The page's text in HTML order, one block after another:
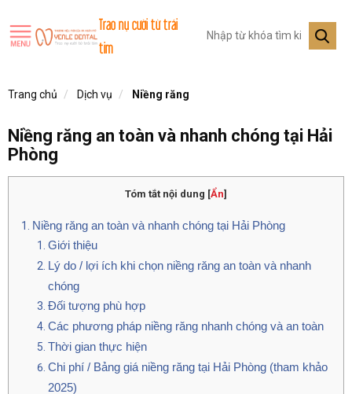
Trao nụ cười từ trái
tim
Trang chủ Dịch vụ Niềng răng
Niềng răng an toàn và nhanh chóng tại Hải
Phòng
Tóm tắt nội dung [Ẩn]
Niềng răng an toàn và nhanh chóng tại Hải Phòng
Giới thiệu
Lý do / lợi ích khi chọn niềng răng an toàn và nhanh
chóng
Đối tượng phù hợp
Các phương pháp niềng răng nhanh chóng và an toàn
Thời gian thực hiện
Chi phí / Bảng giá niềng răng tại Hải Phòng (tham khảo
2025)